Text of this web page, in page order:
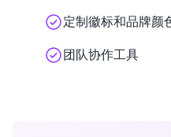
定制徽标和品牌颜
团队协作工具